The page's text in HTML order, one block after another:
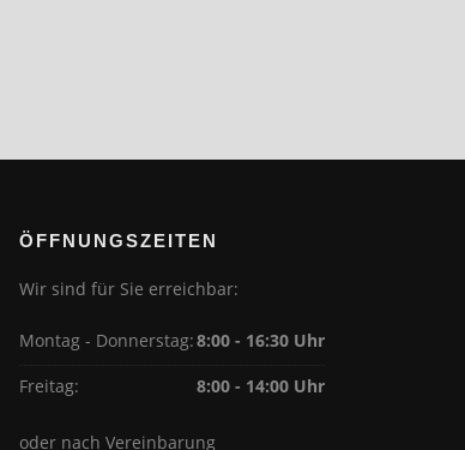
ÖFFNUNGSZEITEN
Wir sind für Sie erreichbar:
Montag - Donnerstag:8:00 - 16:30 Uhr
Freitag:
8:00 - 14:00 Uhr
oder nach Vereinbarung